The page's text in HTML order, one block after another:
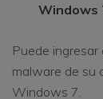
Windows
Puede ingresar
malware de su
Windows 7.